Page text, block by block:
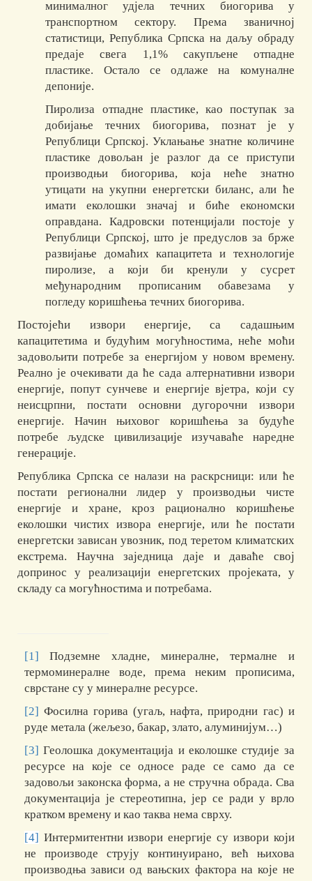
минималног удјела течних биогорива у
транспортном сектору. Према званичној
статистици, Република Српска на даљу обраду
предаје свега 1,1% сакупљене отпадне
пластике. Остало се одлаже на комуналне
депоније.
Пиролиза отпадне пластике, као поступак за
добијање течних биогорива, познат је у
Републици Српској. Уклањање знатне количине
пластике довољан је разлог да се приступи
производњи биогорива, која неће знатно
утицати на укупни енергетски биланс, али ће
имати еколошки значај и биће економски
оправдана. Кадровски потенцијали постоје у
Републици Српској, што је предуслов за брже
развијање домаћих капацитета и технологије
пиролизе, а који би кренули у сусрет
међународним прописаним обавезама у
погледу коришћења течних биогорива.
Постојећи извори енергије, са садашњим
капацитетима и будућим могућностима, неће моћи
задовољити потребе за енергијом у новом времену.
Реално је очекивати да ће сада алтернативни извори
енергије, попут сунчеве и енергије вјетра, који су
неисцрпни, постати основни дугорочни извори
енергије. Начин њиховог коришћења за будуће
потребе људске цивилизације изучаваће наредне
генерације.
Република Српска се налази на раскрсници: или ће
постати регионални лидер у производњи чисте
енергије и хране, кроз рационално коришћење
еколошки чистих извора енергије, или ће постати
енергетски зависан увозник, под теретом климатских
екстрема. Научна заједница даје и даваће свој
допринос у реализацији енергетских пројеката, у
складу са могућностима и потребама.
[1]
Подземне хладне, минералне, термалне и
термоминералне воде, према неким прописима,
сврстане су у минералне ресурсе.
[2] Фосилна горива (угаљ, нафта, природни гас) и
руде метала (жељезо, бакар, злато, алуминијум…)
[3] Геолошка документација и еколошке студије за
ресурсе на које се односе раде се само да се
задовољи законска форма, а не стручна обрада. Сва
документација је стереотипна, јер се ради у врло
кратком времену и као таква нема сврху.
[4] Интермитентни извори енергије су извори који
не производе струју континуирано, већ њихова
производња зависи од вањских фактора на које не